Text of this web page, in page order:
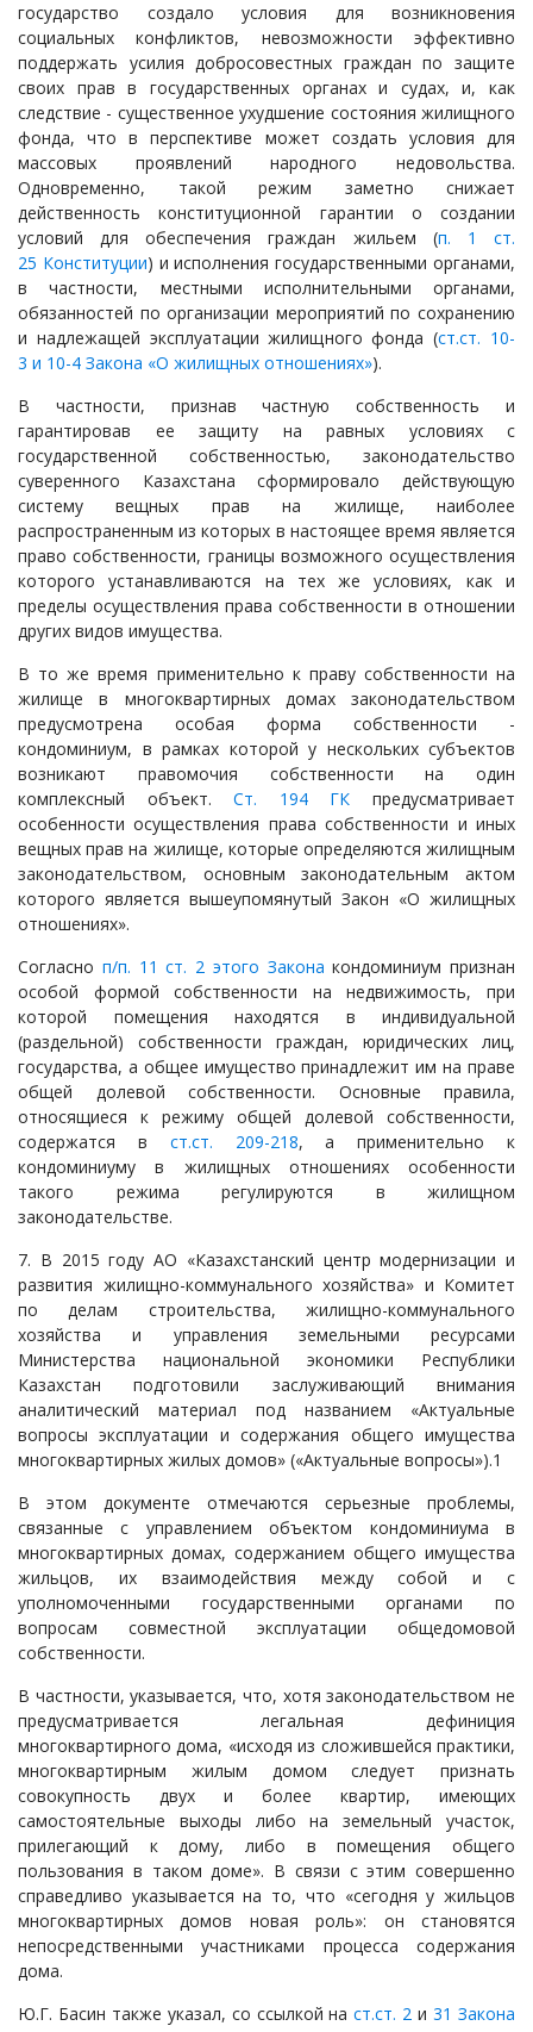
государство создало условия для возникновения
социальных конфликтов, невозможности эффективно
поддержать усилия добросовестных граждан по защите
своих прав в государственных органах и судах, и, как
следствие - существенное ухудшение состояния жилищного
фонда, что в перспективе может создать условия для
массовых проявлений народного недовольства.
Одновременно, такой режим заметно снижает
действенность конституционной гарантии о создании
условий для обеспечения граждан жильем (п. 1 ст.
25 Конституции) и исполнения государственными органами,
в частности, местными исполнительными органами,
обязанностей по организации мероприятий по сохранению
и надлежащей эксплуатации жилищного фонда (ст.ст. 10-
3 и 10-4 Закона «О жилищных отношениях»).
В частности, признав частную собственность и
гарантировав ее защиту на равных условиях с
государственной собственностью, законодательство
суверенного Казахстана сформировало действующую
систему вещных прав на жилище, наиболее
распространенным из которых в настоящее время является
право собственности, границы возможного осуществления
которого устанавливаются на тех же условиях, как и
пределы осуществления права собственности в отношении
других видов имущества.
В то же время применительно к праву собственности на
жилище в многоквартирных домах законодательством
предусмотрена особая форма собственности -
кондоминиум, в рамках которой у нескольких субъектов
возникают правомочия собственности на один
комплексный объект.Ст. 194 ГК предусматривает
особенности осуществления права собственности и иных
вещных прав на жилище, которые определяются жилищным
законодательством, основным законодательным актом
которого является вышеупомянутый Закон «О жилищных
отношениях».
Согласно п/п. 11 ст. 2 этого Закона кондоминиум признан
особой формой собственности на недвижимость, при
которой помещения находятся в индивидуальной
(раздельной) собственности граждан, юридических лиц,
государства, а общее имущество принадлежит им на праве
общей долевой собственности. Основные правила,
относящиеся к режиму общей долевой собственности,
содержатся в ст.ст. 209-218, а применительно к
кондоминиуму в жилищных отношениях особенности
такого режима регулируются в жилищном
законодательстве.
7. В 2015 году АО «Казахстанский центр модернизации и
развития жилищно-коммунального хозяйства» и Комитет
по делам строительства, жилищно-коммунального
хозяйства и управления земельными ресурсами
Министерства национальной экономики Республики
Казахстан подготовили заслуживающий внимания
аналитический материал под названием «Актуальные
вопросы эксплуатации и содержания общего имущества
многоквартирных жилых домов» («Актуальные вопросы»).1
В этом документе отмечаются серьезные проблемы,
связанные с управлением объектом кондоминиума в
многоквартирных домах, содержанием общего имущества
жильцов, их взаимодействия между собой и с
уполномоченными государственными органами по
вопросам совместной эксплуатации общедомовой
собственности.
В частности, указывается, что, хотя законодательством не
предусматривается легальная дефиниция
многоквартирного дома, «исходя из сложившейся практики,
многоквартирным жилым домом следует признать
совокупность двух и более квартир, имеющих
самостоятельные выходы либо на земельный участок,
прилегающий к дому, либо в помещения общего
пользования в таком доме». В связи с этим совершенно
справедливо указывается на то, что «сегодня у жильцов
многоквартирных домов новая роль»: он становятся
непосредственными участниками процесса содержания
дома.
Ю.Г. Басин также указал, со ссылкой наст.ст. 2 и31 Закона